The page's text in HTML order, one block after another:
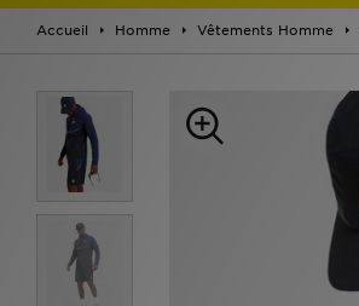
Accueil Homme Vêtements Homme